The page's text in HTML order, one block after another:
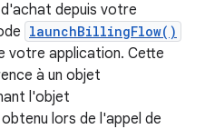
depuis votre
launchBillingFlow()
votre application. Cette
à un objet
l'objet
lors de l'appel de